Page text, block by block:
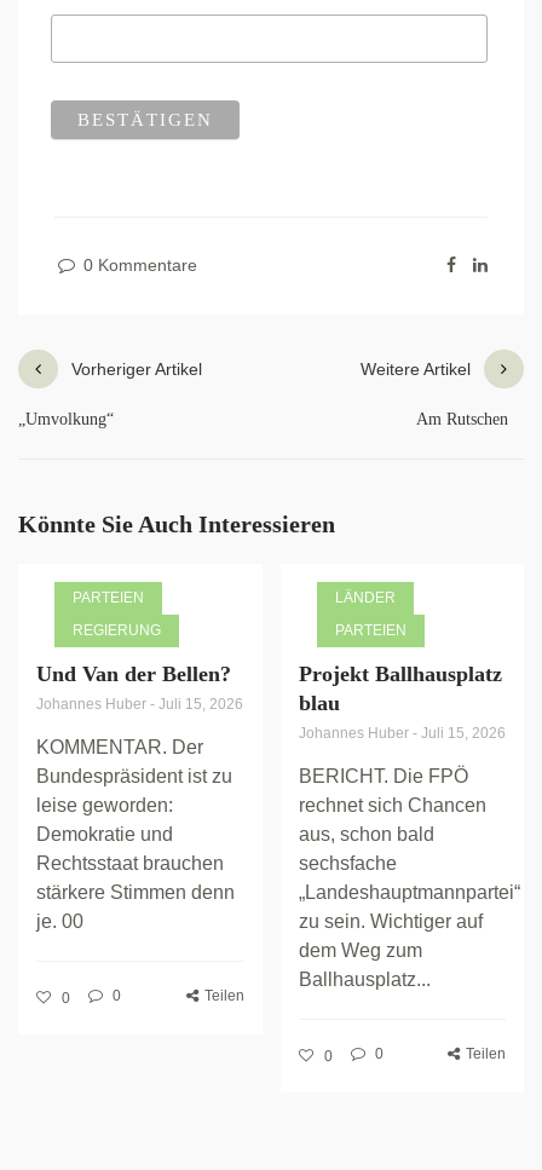
0 Kommentare
Vorheriger Artikel
„Umvolkung“
Weitere Artikel
Am Rutschen
Könnte Sie Auch Interessieren
PARTEIEN
REGIERUNG
Und Van der Bellen?
Johannes Huber - Juli 15, 2026
KOMMENTAR. Der
Bundespräsident ist zu
leise geworden:
Demokratie und
Rechtsstaat brauchen
stärkere Stimmen denn
je. 00
0 0 Teilen
LÄNDER
PARTEIEN
Projekt Ballhausplatz
blau
Johannes Huber - Juli 15, 2026
BERICHT. Die FPÖ
rechnet sich Chancen
aus, schon bald
sechsfache
„Landeshauptmannpartei“
zu sein. Wichtiger auf
dem Weg zum
Ballhausplatz...
0 0 Teilen